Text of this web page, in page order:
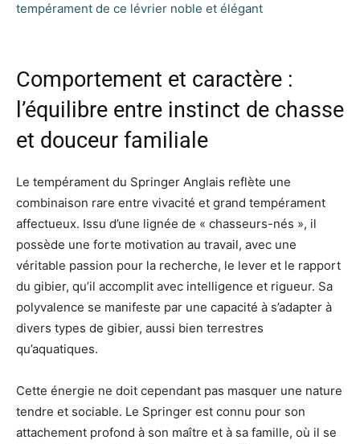
tempérament de ce lévrier noble et élégant
Comportement et caractère :
l’équilibre entre instinct de chasse
et douceur familiale
Le tempérament du Springer Anglais reflète une
combinaison rare entre vivacité et grand tempérament
affectueux. Issu d’une lignée de « chasseurs-nés », il
possède une forte motivation au travail, avec une
véritable passion pour la recherche, le lever et le rapport
du gibier, qu’il accomplit avec intelligence et rigueur. Sa
polyvalence se manifeste par une capacité à s’adapter à
divers types de gibier, aussi bien terrestres
qu’aquatiques.
Cette énergie ne doit cependant pas masquer une nature
tendre et sociable. Le Springer est connu pour son
attachement profond à son maître et à sa famille, où il se